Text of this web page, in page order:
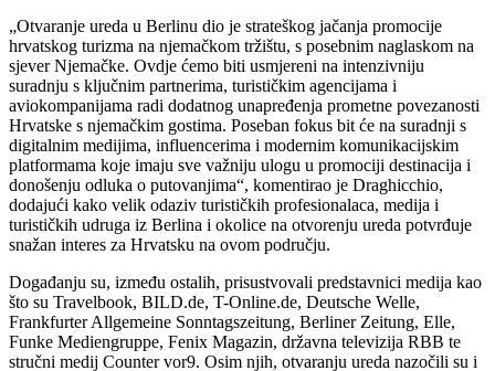
„Otvaranje ureda u Berlinu dio je strateškog jačanja promocije
hrvatskog turizma na njemačkom tržištu, s posebnim naglaskom na
sjever Njemačke. Ovdje ćemo biti usmjereni na intenzivniju
suradnju s ključnim partnerima, turističkim agencijama i
aviokompanijama radi dodatnog unapređenja prometne povezanosti
Hrvatske s njemačkim gostima. Poseban fokus bit će na suradnji s
digitalnim medijima, influencerima i modernim komunikacijskim
platformama koje imaju sve važniju ulogu u promociji destinacija i
donošenju odluka o putovanjima“, komentirao je Draghicchio,
dodajući kako velik odaziv turističkih profesionalaca, medija i
turističkih udruga iz Berlina i okolice na otvorenju ureda potvrđuje
snažan interes za Hrvatsku na ovom području.
Događanju su, između ostalih, prisustvovali predstavnici medija kao
što su Travelbook, BILD.de, T-Online.de, Deutsche Welle,
Frankfurter Allgemeine Sonntagszeitung, Berliner Zeitung, Elle,
Funke Mediengruppe, Fenix Magazin, državna televizija RBB te
stručni medij Counter vor9. Osim njih, otvaranju ureda nazočili su i